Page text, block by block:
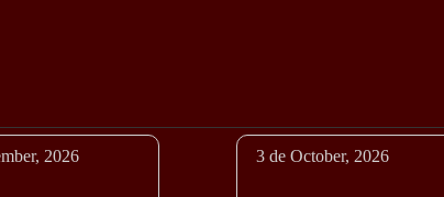
2026 3 de October, 2026